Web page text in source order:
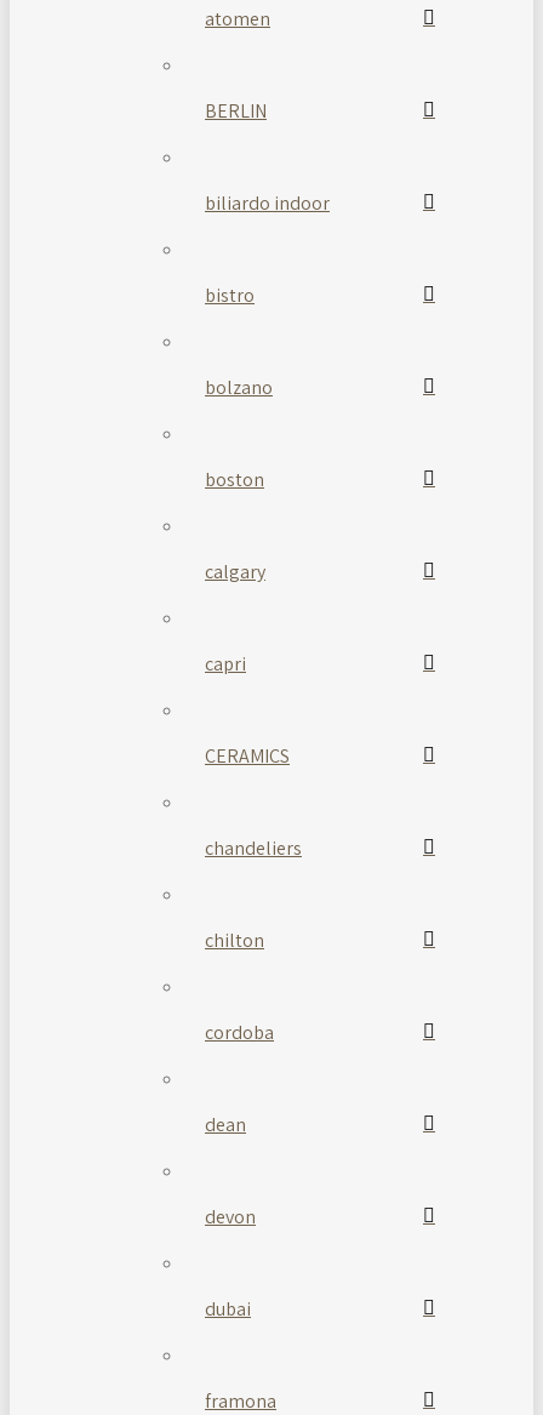
atomen
BERLIN
biliardo indoor
bistro
bolzano
boston
calgary
capri
CERAMICS
chandeliers
chilton
cordoba
dean
devon
dubai
framona